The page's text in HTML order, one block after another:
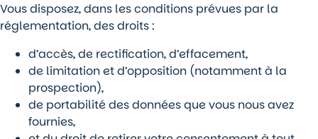
Vous disposez, dans les conditions prévues par la
réglementation, des droits :
d’accès, de rectification, d’effacement,
de limitation et d’opposition (notamment à la
prospection),
de portabilité des données que vous nous avez
fournies,